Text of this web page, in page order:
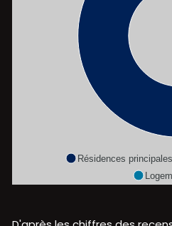
Résidences principales